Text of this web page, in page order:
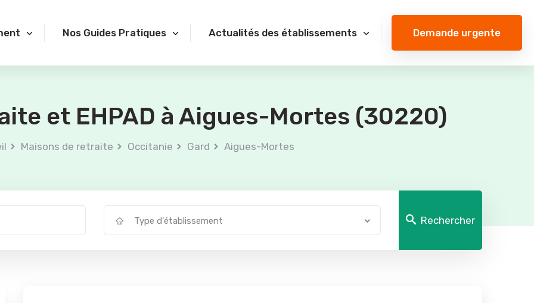
Nos Guides Pratiques Actualités des établissements Demande urgente
et EHPAD à Aigues-Mortes (30220)
Maisons de retraite Occitanie Gard Aigues-Mortes
Type d'établissement Rechercher